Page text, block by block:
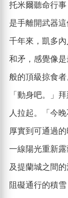
托米爾聽命行
是手離開武器
千年來，凱多
和矛，感覺像
般的頂級掠食者
「動身吧。」
人拉起。「今
厚實到可通過的
一線陽光重新
及提蘭城之間
阻礙通行的積